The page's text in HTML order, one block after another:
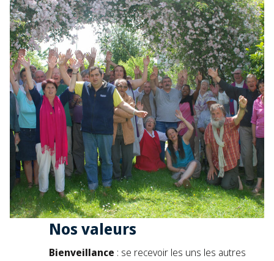
Nos valeurs
Bienveillance : se recevoir les uns les autres